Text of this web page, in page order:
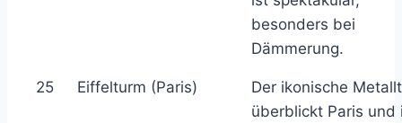
besonders bei
Dämmerung.
25 Eiffelturm (Paris)
Der ikonische
überblickt Paris und